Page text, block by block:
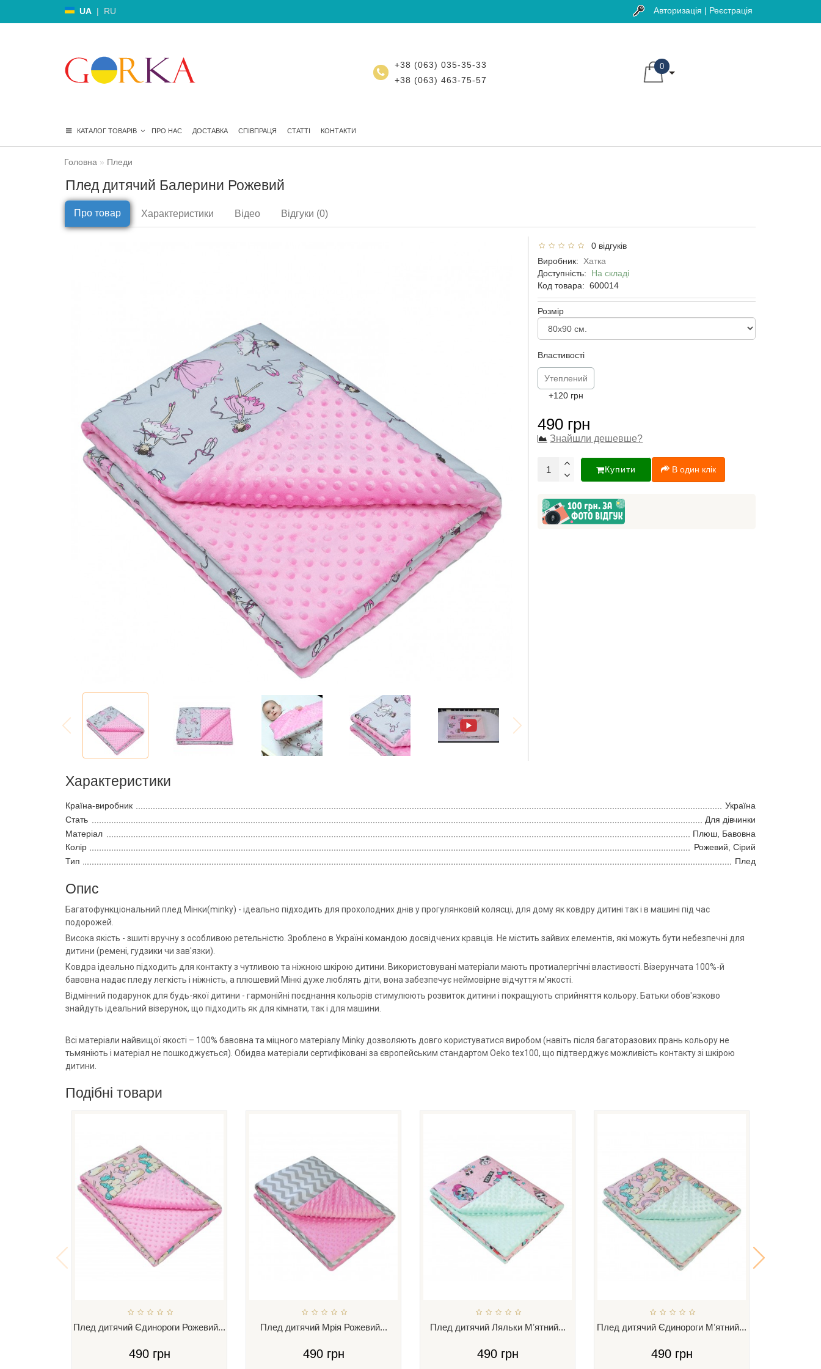
UA | RU Авторизація | Реєстрація
+38 (063) 035-35-33
+38 (063) 463-75-57
0
КАТАЛОГ ТОВАРІВ ПРО НАС ДОСТАВКА СПІВПРАЦЯ СТАТТІ КОНТАКТИ
Головна Пледи
Плед дитячий Балерини Рожевий
Про товар Характеристики Відео Відгуки (0)
0 відгуків
Виробник:
Хатка
Доступність: На складі
Код товара: 600014
Розмір
Властивості
Утеплений
+120 грн
490 грн
Знайшли дешевше?
Купити В один клік
Характеристики
Країна-виробник
Україна
Стать
Для дівчинки
Матеріал
Плюш, Бавовна
Колір
Рожевий, Сірий
Тип
Плед
Опис
Багатофункціональний плед Мінки(minky) - ідеально підходить для прохолодних днів у прогулянковій колясці, для дому як ковдру дитині так і в машині під час
подорожей.
Висока якість - зшиті вручну з особливою ретельністю. Зроблено в Україні командою досвідчених кравців. Не містить зайвих елементів, які можуть бути небезпечні для
дитини (ремені, гудзики чи зав'язки).
Ковдра ідеально підходить для контакту з чутливою та ніжною шкірою дитини. Використовувані матеріали мають протиалергічні властивості. Візерунчата 100%-й
бавовна надає пледу легкість і ніжність, а плюшевий Мінкі дуже люблять діти, вона забезпечує неймовірне відчуття м'якості.
Відмінний подарунок для будь-якої дитини - гармонійні поєднання кольорів стимулюють розвиток дитини і покращують сприйняття кольору. Батьки обов'язково
знайдуть ідеальний візерунок, що підходить як для кімнати, так і для машини.
Всі матеріали найвищої якості – 100% бавовна та міцного матеріалу Minky дозволяють довго користуватися виробом (навіть після багаторазових прань кольору не
тьмяніють і матеріал не пошкоджується). Обидва матеріали сертифіковані за європейським стандартом Oeko tex100, що підтверджує можливість контакту зі шкірою
дитини.
Подібні товари
Плед дитячий Єдинороги Рожевий...
490 грн
Плед дитячий Мрія Рожевий...
490 грн
Плед дитячий Ляльки Мʼятний...
490 грн
Плед дитячий Єдинороги Мʼятний...
490 грн